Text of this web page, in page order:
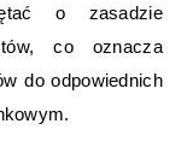
o zasadzie
co oznacza
do odpowiednich